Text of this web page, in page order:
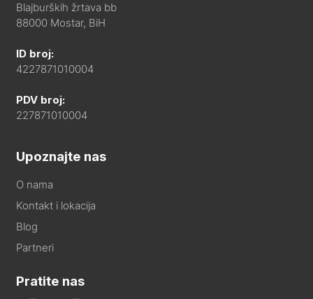
Blajburških žrtava bb
88000 Mostar, BiH
ID broj:
4227871010004
PDV broj:
227871010004
Upoznajte nas
O nama
Kontakt i lokacija
Blog
Partneri
Pratite nas